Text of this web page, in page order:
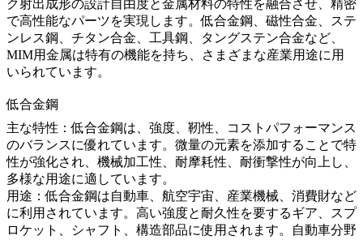
ク射出成形の設計自由度と金属材料の特性を融合させ、精密
で高性能なパーツを実現します。低合金鋼、磁性合金、ステ
ンレス鋼、チタン合金、工具鋼、タングステン合金など、
MIM用金属は特有の機能を持ち、さまざまな産業用途に用
いられています。
低合金鋼
主な特性：低合金鋼は、強度、靭性、コストパフォーマンス
のバランスに優れています。微量の元素を添加することで特
性が強化され、機械加工性、耐摩耗性、耐衝撃性が向上し、
多様な用途に適しています。
用途：低合金鋼は自動車、航空宇宙、産業機械、消費財など
に利用されています。高い強度と耐久性を要するギア、スプ
ロケット、シャフト、構造部品に使用されます。自動車分野